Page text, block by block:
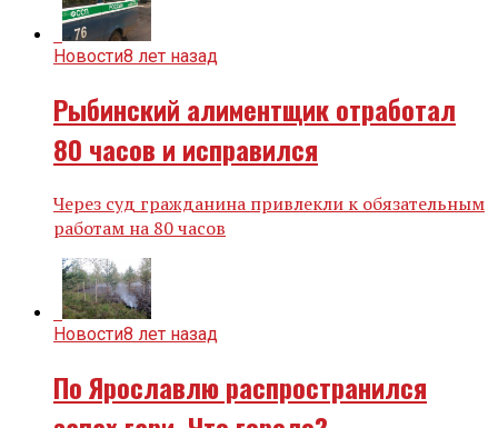
Новости8 лет назад
Рыбинский алиментщик отработал
80 часов и исправился
Через суд гражданина привлекли к обязательным
работам на 80 часов
Новости8 лет назад
По Ярославлю распространился